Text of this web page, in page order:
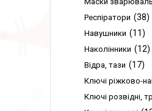
Респіратори 38
Навушники 11
Наколінники 12
Відра, тази 17
Ключі ріжково-
Ключі розвідні,